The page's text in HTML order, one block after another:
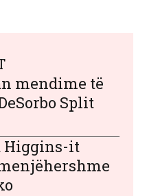
mendime të
Split
Higgins-it